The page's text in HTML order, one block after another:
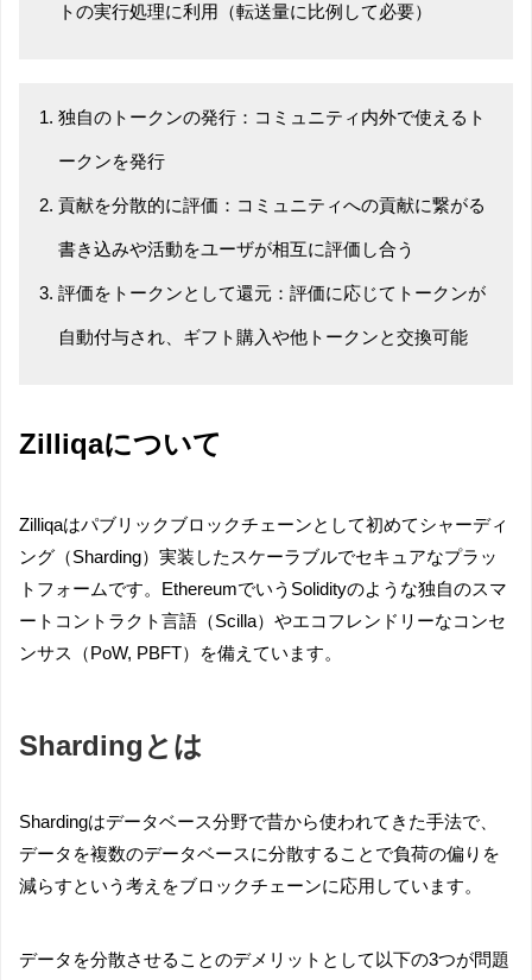
トの実行処理に利用（転送量に比例して必要）
独自のトークンの発行：コミュニティ内外で使えるト
ークンを発行
貢献を分散的に評価：コミュニティへの貢献に繋がる
書き込みや活動をユーザが相互に評価し合う
評価をトークンとして還元：評価に応じてトークンが
自動付与され、ギフト購入や他トークンと交換可能
Zilliqaについて
Zilliqaはパブリックブロックチェーンとして初めてシャーディ
ング（Sharding）実装したスケーラブルでセキュアなプラッ
トフォームです。EthereumでいうSolidityのような独自のスマ
ートコントラクト言語（Scilla）やエコフレンドリーなコンセ
ンサス（PoW, PBFT）を備えています。
Shardingとは
Shardingはデータベース分野で昔から使われてきた手法で、
データを複数のデータベースに分散することで負荷の偏りを
減らすという考えをブロックチェーンに応用しています。
データを分散させることのデメリットとして以下の3つが問題